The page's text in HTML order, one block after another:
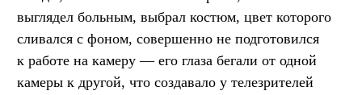
выглядел больным, выбрал костюм, цвет которого
сливался с фоном, совершенно не подготовился
к работе на камеру — его глаза бегали от одной
камеры к другой, что создавало у телезрителей